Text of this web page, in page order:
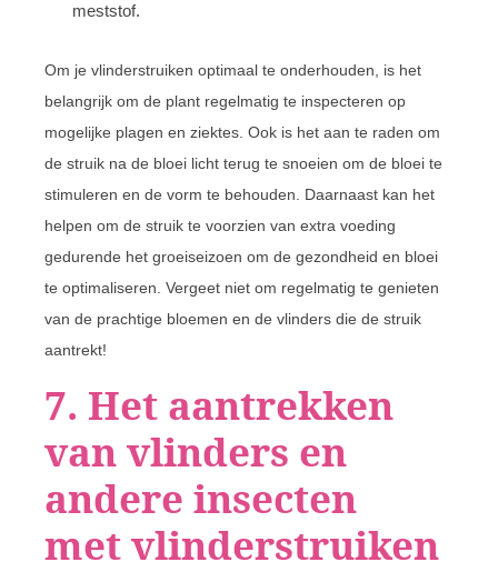
meststof.
Om je vlinderstruiken optimaal te onderhouden, is het
belangrijk om de plant regelmatig te inspecteren op
mogelijke plagen en ziektes. Ook is het aan te raden om
de struik na de bloei licht terug te snoeien om de bloei te
stimuleren en de vorm te behouden. Daarnaast kan het
helpen om de struik te voorzien van extra voeding
gedurende het groeiseizoen om de gezondheid en bloei
te optimaliseren. Vergeet niet om regelmatig te genieten
van de prachtige bloemen en de vlinders die de struik
aantrekt!
7. Het aantrekken
van vlinders en
andere insecten
met vlinderstruiken